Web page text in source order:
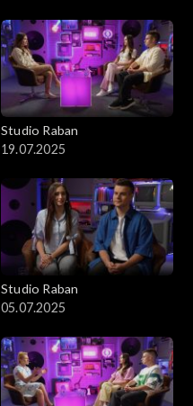
Studio Raban
19.07.2025
Studio Raban
05.07.2025